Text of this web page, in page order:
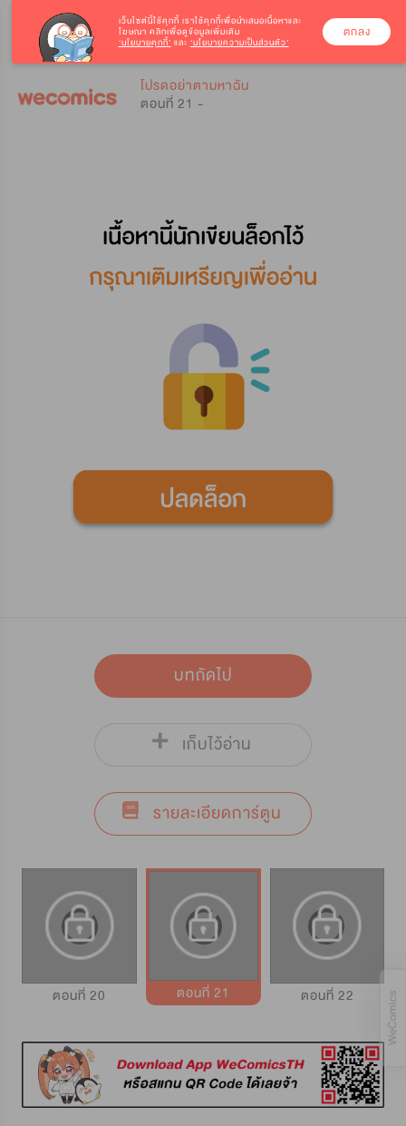
โปรดอย่าตามหาฉัน
ตอนที่ 21 -
บทถัดไป
เก็บไว้อ่าน
รายละเอียดการ์ตูน
ตอนที่ 20 ตอนที่ 21 ตอนที่ 22
เว็บไซต์นี้ใช้คุกกี้ เราใช้คุกกี้เพื่อนำเสนอเนื้อหาและ
โฆษณา คลิกเพื่อดูข้อมูลเพิ่มเติม
‘นโยบายคุกกี้’ และ ‘นโยบายความเป็นส่วนตัว’
ตกลง